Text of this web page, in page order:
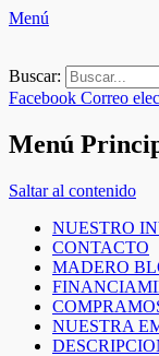
Menú
Buscar:
Facebook Correo
Menú
Saltar al contenido
NUESTRO
CONTACTO
MADERO
NUESTRA